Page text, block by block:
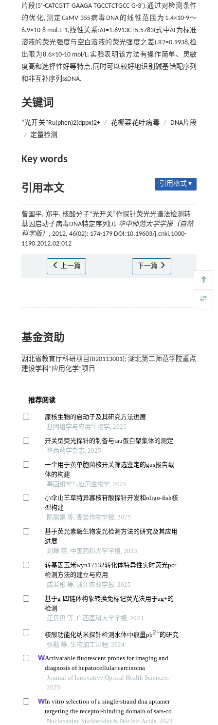
片段(5’-CATCGTT GAAGA TGCCTCTGCC G-3’).通过对检测条件
的优化,测定CaMV 35S病毒DNA的线性范围为1.4×10-9～
6.9×10-8 mol.L-1,线性关系:ΔI=1.6913C+5.5783(式中ΔI为标准
溶液的荧光强度与空白溶液的荧光强度之差),R2=0.9938,检
出限为8.6×10-10 mol/L.实验表明该方法有操作简单、灵敏
度高和选择性好等特点,同时可以较好地识别碱基错配序列
和非互补序列ssDNA.
关键词
“光开关”Ru(phen)2(dppx)2+ / 花椰菜花叶病毒 /
DNA片段
/
定量检测
Key words
引用本文 引用格式 ▾
曾国平, 郑平. 核酸分子“光开关”作探针荧光光谱法检测转
基因启动子病毒DNA特定序列[J]. 华中师范大学学报（自然
科学版） , 2012, 46(02): 174-179 DOI:10.19603/j.cnki.1000-
1190.2012.02.012
上一篇 下一篇
基金资助
湖北省教育厅科研项目(B20113001); 湖北第二师范学院重点
建设学科“应用化学”项目